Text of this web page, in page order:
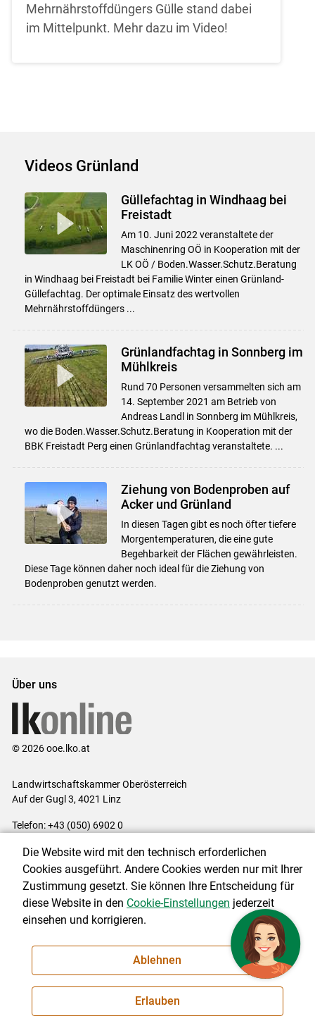
Mehrnährstoffdüngers Gülle stand dabei
im Mittelpunkt. Mehr dazu im Video!
Videos Grünland
Güllefachtag in Windhaag bei
Freistadt
Am 10. Juni 2022 veranstaltete der
Maschinenring OÖ in Kooperation mit der
LK OÖ / Boden.Wasser.Schutz.Beratung
in Windhaag bei Freistadt bei Familie Winter einen Grünland-
Güllefachtag. Der optimale Einsatz des wertvollen
Mehrnährstoffdüngers ...
Grünlandfachtag in Sonnberg im
Mühlkreis
Rund 70 Personen versammelten sich am
14. September 2021 am Betrieb von
Andreas Landl in Sonnberg im Mühlkreis,
wo die Boden.Wasser.Schutz.Beratung in Kooperation mit der
BBK Freistadt Perg einen Grünlandfachtag veranstaltete. ...
Ziehung von Bodenproben auf
Acker und Grünland
In diesen Tagen gibt es noch öfter tiefere
Morgentemperaturen, die eine gute
Begehbarkeit der Flächen gewährleisten.
Diese Tage können daher noch ideal für die Ziehung von
Bodenproben genutzt werden.
Über uns
© 2026 ooe.lko.at
Landwirtschaftskammer Oberösterreich
Auf der Gugl 3, 4021 Linz
Telefon: +43 (050) 6902 0
Impressum|Kontakt|Gewinnspiele|Datenschutzerklärung |
Barrierefreiheit
Cookie-Einstellungen
NEWSLETTER
Die Website wird mit den technisch erforderlichen
Cookies ausgeführt. Andere Cookies werden nur mit Ihrer
Zustimmung gesetzt. Sie können Ihre Entscheidung für
diese Website in den Cookie-Einstellungen jederzeit
einsehen und korrigieren.
Ablehnen
Erlauben